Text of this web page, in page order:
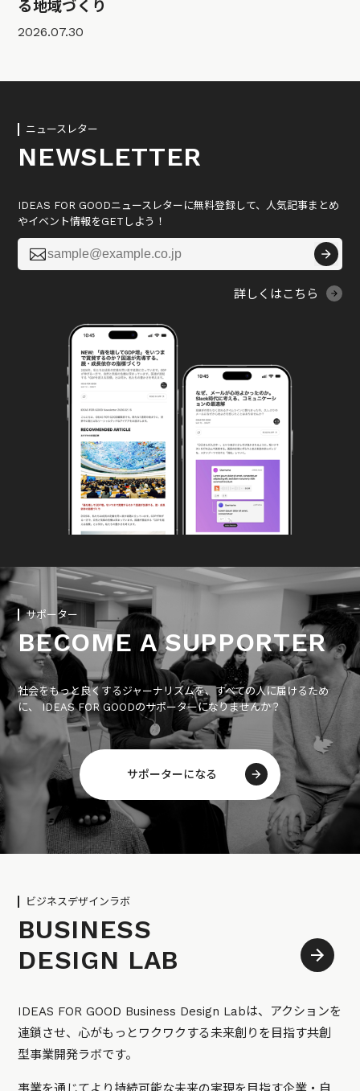
る地域づくり
2026.07.30
ニュースレター
NEWSLETTER
IDEAS FOR GOODニュースレターに無料登録して、人気記事まとめ
やイベント情報をGETしよう！

詳しくはこちら
サポーター
BECOME A SUPPORTER
社会をもっと良くするジャーナリズムを、すべての人に届けるため
に、 IDEAS FOR GOODのサポーターになりませんか？
サポーターになる
ビジネスデザインラボ
BUSINESS
DESIGN LAB
IDEAS FOR GOOD Business Design Labは、アクションを
連鎖させ、心がもっとワクワクする未来創りを目指す共創
型事業開発ラボです。